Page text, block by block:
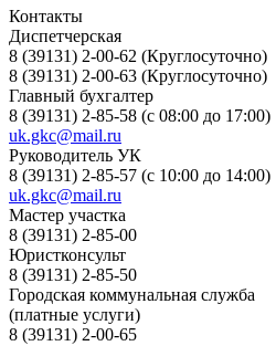
Контакты
Диспетчерская
8 (39131) 2-00-62 (Круглосуточно)
8 (39131) 2-00-63 (Круглосуточно)
Главный бухгалтер
8 (39131) 2-85-58 (с 08:00 до 17:00)
uk.gkc@mail.ru
Руководитель УК
8 (39131) 2-85-57 (с 10:00 до 14:00)
uk.gkc@mail.ru
Мастер участка
8 (39131) 2-85-00
Юристконсульт
8 (39131) 2-85-50
Городская коммунальная служба
(платные услуги)
8 (39131) 2-00-65